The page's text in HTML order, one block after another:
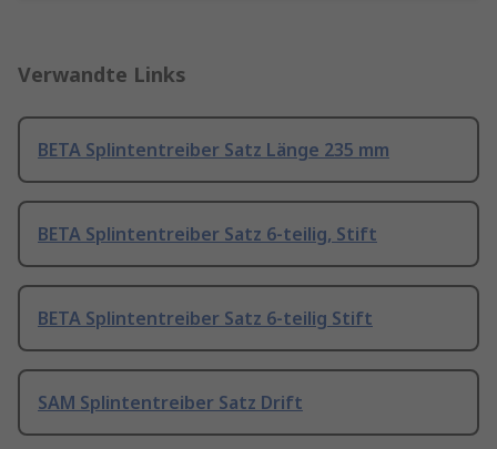
Verwandte Links
BETA Splintentreiber Satz Länge 235 mm
BETA Splintentreiber Satz 6-teilig, Stift
BETA Splintentreiber Satz 6-teilig Stift
SAM Splintentreiber Satz Drift